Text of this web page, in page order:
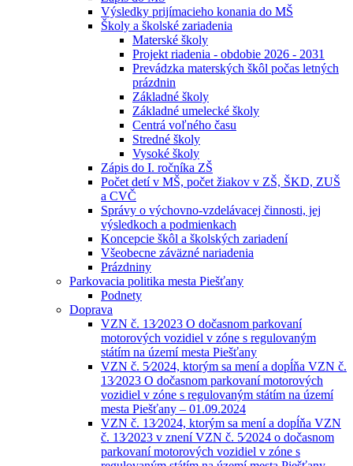
Výsledky prijímacieho konania do MŠ
Školy a školské zariadenia
Materské školy
Projekt riadenia - obdobie 2026 - 2031
Prevádzka materských škôl počas letných
prázdnin
Základné školy
Základné umelecké školy
Centrá voľného času
Stredné školy
Vysoké školy
Zápis do I. ročníka ZŠ
Počet detí v MŠ, počet žiakov v ZŠ, ŠKD, ZUŠ
a CVČ
Správy o výchovno-vzdelávacej činnosti, jej
výsledkoch a podmienkach
Koncepcie škôl a školských zariadení
Všeobecne záväzné nariadenia
Prázdniny
Parkovacia politika mesta Piešťany
Podnety
Doprava
VZN č. 13⁄2023 O dočasnom parkovaní
motorových vozidiel v zóne s regulovaným
státím na území mesta Piešťany
VZN č. 5⁄2024, ktorým sa mení a dopĺňa VZN č.
13⁄2023 O dočasnom parkovaní motorových
vozidiel v zóne s regulovaným státím na území
mesta Piešťany – 01.09.2024
VZN č. 13⁄2024, ktorým sa mení a dopĺňa VZN
č. 13⁄2023 v znení VZN č. 5⁄2024 o dočasnom
parkovaní motorových vozidiel v zóne s